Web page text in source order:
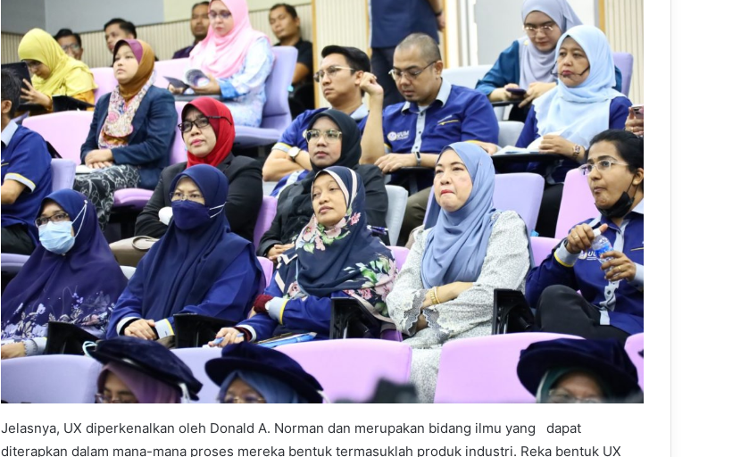
Jelasnya, UX diperkenalkan oleh Donald A. Norman dan merupakan bidang ilmu yang dapat
diterapkan dalam mana-mana proses mereka bentuk termasuklah produk industri. Reka bentuk UX